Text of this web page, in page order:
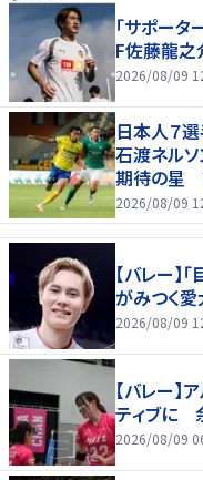
「サポー
F佐藤龍之
2026/08/09
日本人７
石渡ネル
期待の星
2026/08/09
【バレー】
がみつく
2026/08/09
【バレー】
ティブに
2026/08/09